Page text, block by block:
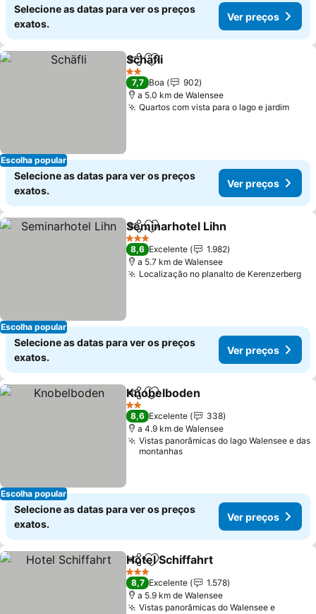
Selecione as datas para ver os preços
exatos.
Ver preços
Escolha popular
PartilharAdicionar aos favoritos
Schäfli
2 Estrelas
7,7 Boa
902
a 5.0 km de Walensee
Quartos com vista para o lago e jardimVer
Selecione as datas para ver os preços
exatos.
Ver preços
Escolha popular
PartilharAdicionar aos favoritos
Seminarhotel Lihn
3 Estrelas
8,6 Excelente
1.982
a 5.7 km de Walensee
Localização no planalto de Kerenzerberg
Selecione as datas para ver os preços
exatos.
Ver preços
Escolha popular
PartilharAdicionar aos favoritos
Knobelboden
2 Estrelas
8,6 Excelente
338
a 4.9 km de Walensee
Vistas panorâmicas do lago Walensee e das
montanhas
Selecione as datas para ver os preços
exatos.
Ver preços
PartilharAdicionar aos favoritos
Hotel Schiffahrt
3 Estrelas
8,7 Excelente
1.578
a 5.9 km de Walensee
Vistas panorâmicas do Walensee e